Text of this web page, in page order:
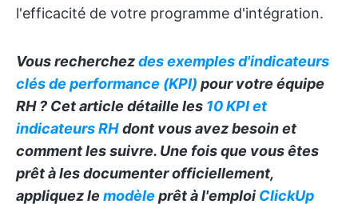
l'efficacité de votre programme d'intégration.
Vous recherchezdes exemples d'indicateurs
clés de performance (KPI) pour votre équipe
RH ? Cet article détaille les 10 KPI et
indicateurs RH dont vous avez besoin et
comment les suivre. Une fois que vous êtes
prêt à les documenter officiellement,
appliquez le modèle prêt à l'emploi ClickUp